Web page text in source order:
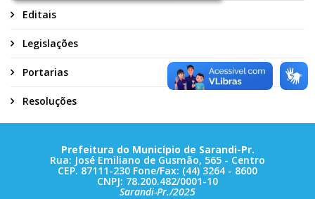
Editais
Legislações
Portarias
Resoluções
Prefeitura do Município de Sarandi-Pr.
Rua: José Emiliano de Gusmão, 565 - Centro
CEP. 87111-230 Fone/Fax: (44) 3264 - 8600
CNPJ: 78.200.482/0001-10
Sarandi-Pr./2025